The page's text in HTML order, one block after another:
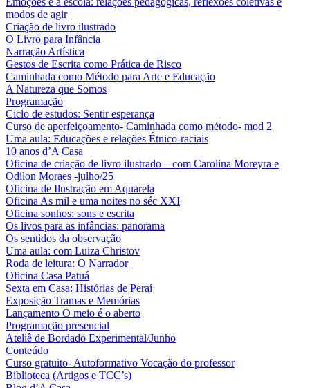
modos de agir
Criação de livro ilustrado
O Livro para Infância
Narração Artística
Gestos de Escrita como Prática de Risco
Caminhada como Método para Arte e Educação
A Natureza que Somos
Programação
Ciclo de estudos: Sentir esperança
Curso de aperfeiçoamento- Caminhada como método- mod 2
Uma aula: Educações e relações Étnico-raciais
10 anos d’A Casa
Oficina de criação de livro ilustrado – com Carolina Moreyra e
Odilon Moraes -julho/25
Oficina de Ilustração em Aquarela
Oficina As mil e uma noites no séc XXI
Oficina sonhos: sons e escrita
Os livos para as infâncias: panorama
Os sentidos da observação
Uma aula: com Luiza Christov
Roda de leitura: O Narrador
Oficina Casa Patuá
Sexta em Casa: Histórias de Peraí
Exposição Tramas e Memórias
Lançamento O meio é o aberto
Programação presencial
Ateliê de Bordado Experimental/Junho
Conteúdo
Curso gratuito- Autoformativo Vocação do professor
Biblioteca (Artigos e TCC’s)